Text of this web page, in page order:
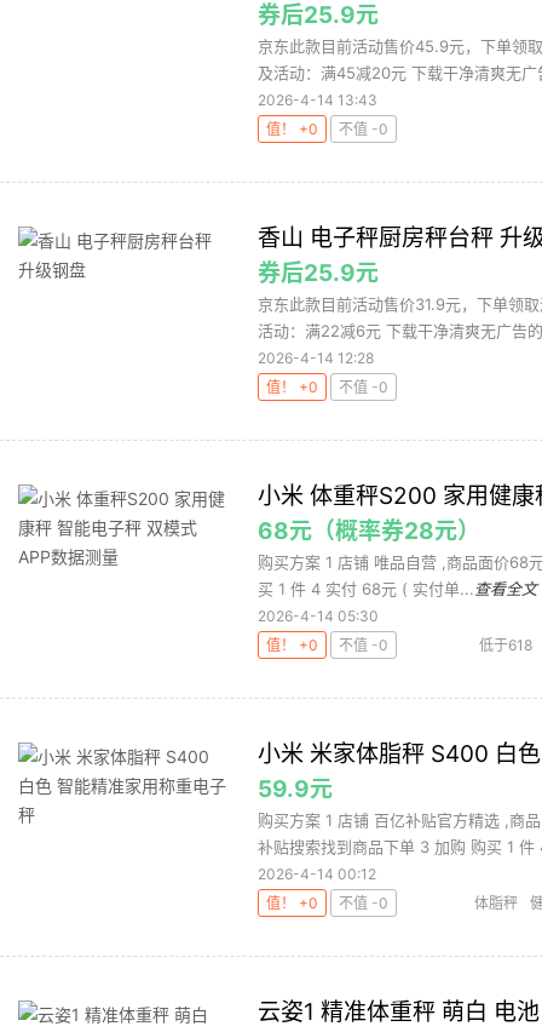
券后25.9元
京东此款目前活动售价45.9元，下单领
及活动：满45减20元 下载干净清爽无
2026-4-14 13:43
值！ +0
不值 -0
香山 电子秤厨房秤台秤 升
券后25.9元
京东此款目前活动售价31.9元，下单领
活动：满22减6元 下载干净清爽无广告
2026-4-14 12:28
值！ +0
不值 -0
小米 体重秤S200 家用健
68元（概率券28元）
购买方案 1 店铺 唯品自营 ,商品面价68
买 1 件 4 实付 68元 ( 实付单... 查看全文
2026-4-14 05:30
值！ +0
不值 -0 低于618
小米 米家体脂秤 S400 白
59.9元
购买方案 1 店铺 百亿补贴官方精选 ,商
补贴搜索找到商品下单 3 加购 购买 1 件
2026-4-14 00:12
值！ +0
不值 -0 体脂秤
云姿1 精准体重秤 萌白 电池